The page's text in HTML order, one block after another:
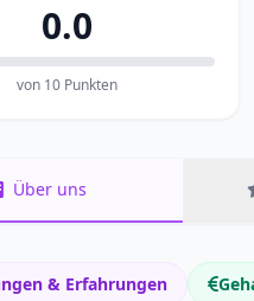
0.0
von 10 Punkten
Über uns
& Erfahrungen